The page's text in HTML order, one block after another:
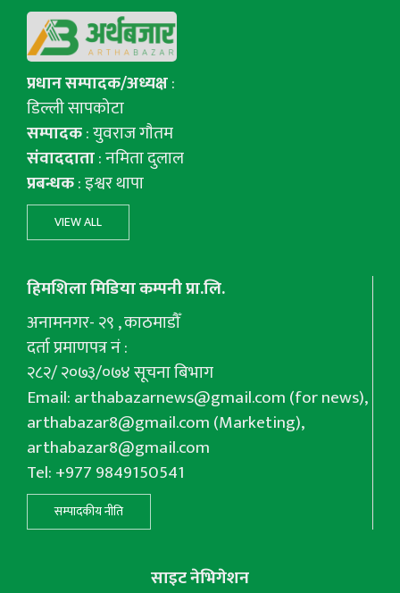
प्रधान सम्पादक/अध्यक्ष:
डिल्ली सापकोटा
सम्पादक: युवराज गाैतम
संवाददाता: नमिता दुलाल
प्रबन्धक: इश्वर थापा
VIEW ALL
हिमशिला मिडिया कम्पनी प्रा.लि.
अनामनगर- २९ , काठमाडौँ
दर्ता प्रमाणपत्र नं :
२८२/ २०७३/०७४ सूचना बिभाग
Email:arthabazarnews@gmail.com(for news),
arthabazar8@gmail.com(Marketing),
arthabazar8@gmail.com
Tel: +977 9849150541
सम्पादकीय नीति
साइट नेभिगेशन